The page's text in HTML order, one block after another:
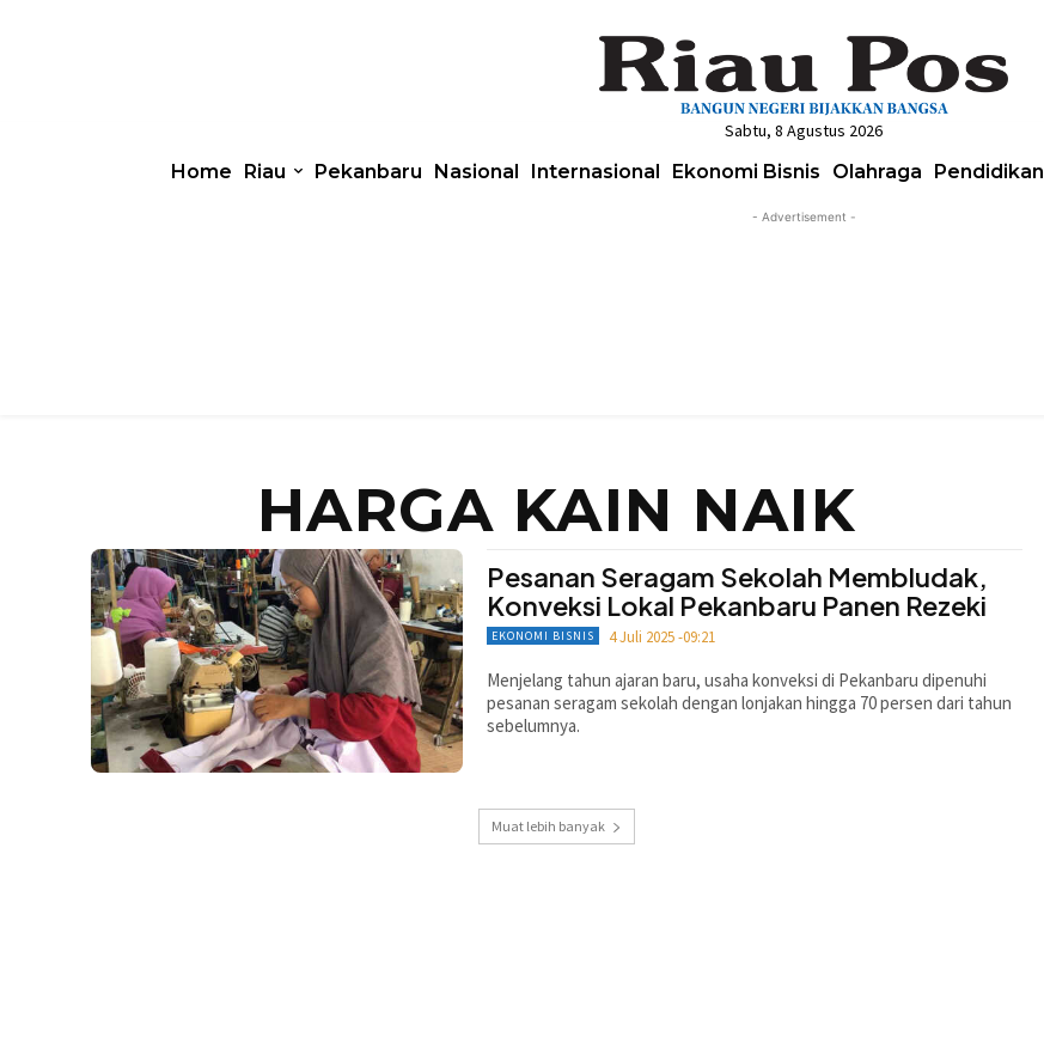
Sabtu, 8 Agustus 2026
Home Riau Pekanbaru Nasional Internasional Ekonomi Bisnis Olahraga Pendidikan
- Advertisement -
HARGA KAIN NAIK
Pesanan Seragam Sekolah Membludak,
Konveksi Lokal Pekanbaru Panen Rezeki
EKONOMI BISNIS 4 Juli 2025 -09:21
Menjelang tahun ajaran baru, usaha konveksi di Pekanbaru dipenuhi
pesanan seragam sekolah dengan lonjakan hingga 70 persen dari tahun
sebelumnya.
Muat lebih banyak